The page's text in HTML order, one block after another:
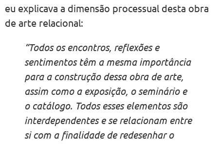
eu explicava a dimensão processual desta obra
de arte relacional:
“Todos os encontros, reflexões e
sentimentos têm a mesma importância
para a construção dessa obra de arte,
assim como a exposição, o seminário e
o catálogo. Todos esses elementos são
interdependentes e se relacionam entre
si com a finalidade de redesenhar o